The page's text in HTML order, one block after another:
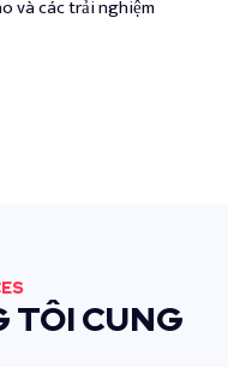
và các trải nghiệm
TÔI CUNG